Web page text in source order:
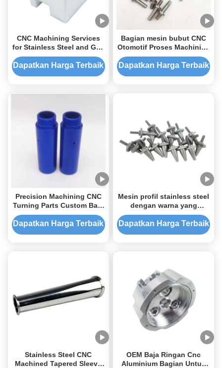
CNC Machining Services
for Stainless Steel and G10
in Manufacturing
Dapatkan Harga Terbaik
Bagian mesin bubut CNC
Otomotif Proses Machining
Titanium stainless steel
Dapatkan Harga Terbaik
Precision Machining CNC
Turning Parts Custom Baja
tahan karat Bagian
Dapatkan Harga Terbaik
Mesin profil stainless steel
dengan warna yang
disesuaikan dan proses
deburring
Dapatkan Harga Terbaik
Stainless Steel CNC
Machined Tapered Sleeve
OEM Baja Ringan Cnc
Aluminium Bagian Untuk